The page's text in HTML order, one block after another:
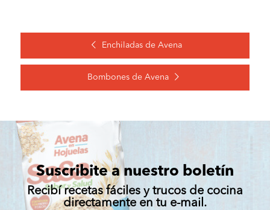
Enchiladas de Avena
Bombones de Avena
Suscribite a nuestro boletín
Recibí recetas fáciles y trucos de cocina
directamente en tu e-mail.